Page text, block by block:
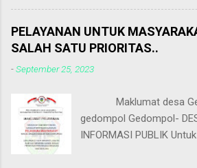
kunjung berakhir. Selain
digemari banyak kalangan
yang harganya
goyang ini adalah usaha
Dusun cabe,Sulis
PELAYANAN UNTUK
SALAH SATU PRIORITAS..
-September 25, 2023
Maklumat desa
gedompol Gedompol-
INFORMASI PUBLIK